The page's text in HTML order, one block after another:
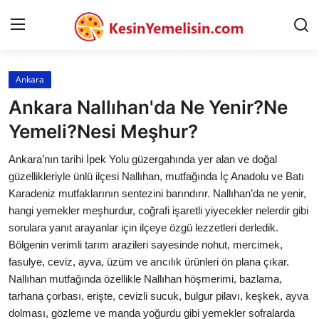
AnaSayfa
Gizlilik Sözleşmesi
Rüya Tabirleri
Diyet & Sağlıklı Beslenme
İletişim
Şehirler
Helal Gıda & Dini Hükümler
Gıda Güvenliği & Bilimi
Ankara
Ankara Nallıhan'da Ne Yenir?Ne
Yemeli?Nesi Meşhur?
Ankara’nın tarihi İpek Yolu güzergahında yer alan ve doğal
güzellikleriyle ünlü ilçesi Nallıhan, mutfağında İç Anadolu ve Batı
Karadeniz mutfaklarının sentezini barındırır. Nallıhan’da ne yenir,
hangi yemekler meşhurdur, coğrafi işaretli yiyecekler nelerdir gibi
sorulara yanıt arayanlar için ilçeye özgü lezzetleri derledik.
Bölgenin verimli tarım arazileri sayesinde nohut, mercimek,
fasulye, ceviz, ayva, üzüm ve arıcılık ürünleri ön plana çıkar.
Nallıhan mutfağında özellikle Nallıhan höşmerimi, bazlama,
tarhana çorbası, erişte, cevizli sucuk, bulgur pilavı, keşkek, ayva
dolması, gözleme ve manda yoğurdu gibi yemekler sofralarda